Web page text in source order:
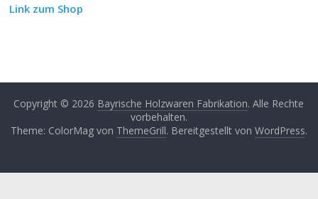
Link zum Shop
Copyright © 2026 Bayrische Holzwaren Fabrikation. Alle Rechte
vorbehalten.
Theme: ColorMag von ThemeGrill. Bereitgestellt von WordPress.